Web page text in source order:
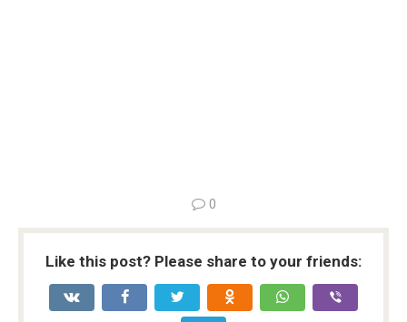
0
Like this post? Please share to your friends: